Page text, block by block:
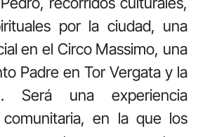
por la ciudad, una
en el Circo Massimo, una
Padre en Tor Vergata y la
Será una experiencia
comunitaria, en la que los